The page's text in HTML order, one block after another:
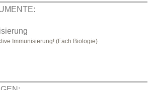
Immunisierung! (Fach Biologie)